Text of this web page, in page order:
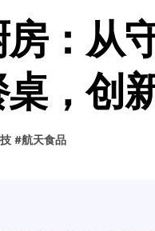
创始人辞去CEO，但继续
容量却碾压iPhone 17顶
性能翻倍 三星把最新存储
：从
，创
#航天食品